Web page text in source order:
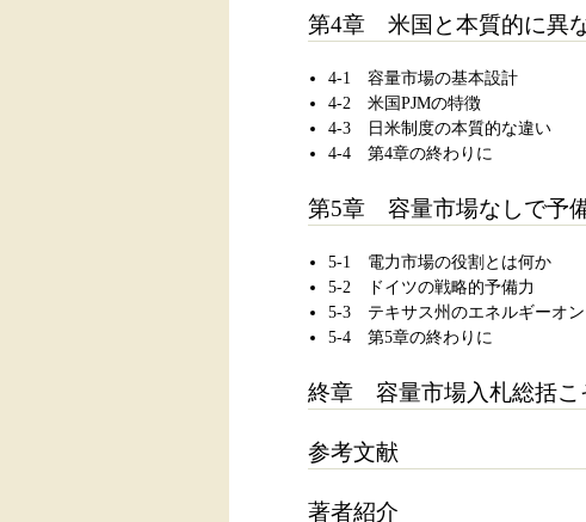
第4章 米国と本質的に異
4-1 容量市場の基本設計
4-2 米国PJMの特徴
4-3 日米制度の本質的な違い
4-4 第4章の終わりに
第5章 容量市場なしで予
5-1 電力市場の役割とは何か
5-2 ドイツの戦略的予備力
5-3 テキサス州のエネルギーオン
5-4 第5章の終わりに
終章 容量市場入札総括こ
参考文献
著者紹介